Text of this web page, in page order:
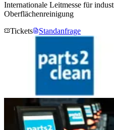
Internationale Leitmesse für
Oberflächenreinigung
Tickets
Standanfrage